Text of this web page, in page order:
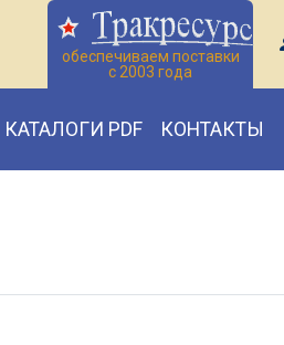
обеспечиваем поставки
с 2003 года
КАТАЛОГИ PDF КОНТАКТЫ